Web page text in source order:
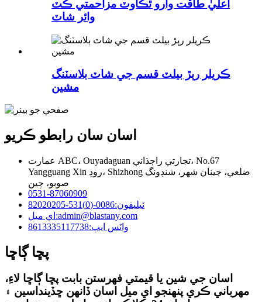
اعليٰ طاقت وارو ٿڪاوٽ مزاحمتي ڪٽ
وائر شاٽ
ڪريلر رٻڙ بيلٽ قسم جي شاٽ بلاسٽنگ
مشين
اسان سان رابطو ڪريو
عمارت ABC، Ouyadaguan تجارتي راڄڌاني، No.67
Yangguang Xin روڊ، Shizhong ضلعي، جينان شهر، شنڊونگ
صوبو، چين
0531-87060909
ٽيليفون:0086-(0)531-82020205
اي ميل:admin@blastany.com
واٽس ايپ:8613335117738
پڇا ڳاڇا
اسان جي شين يا قيمتي فهرستن بابت پڇا ڳاڇا لاءِ،
مهرباني ڪري پنهنجو اي ميل اسان ڏانهن ڇڏينداسين ۽